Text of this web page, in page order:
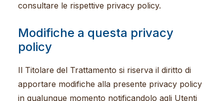
consultare le rispettive privacy policy.
Modifiche a questa privacy
policy
Il Titolare del Trattamento si riserva il diritto di
apportare modifiche alla presente privacy policy
in qualunque momento notificandolo agli Utenti